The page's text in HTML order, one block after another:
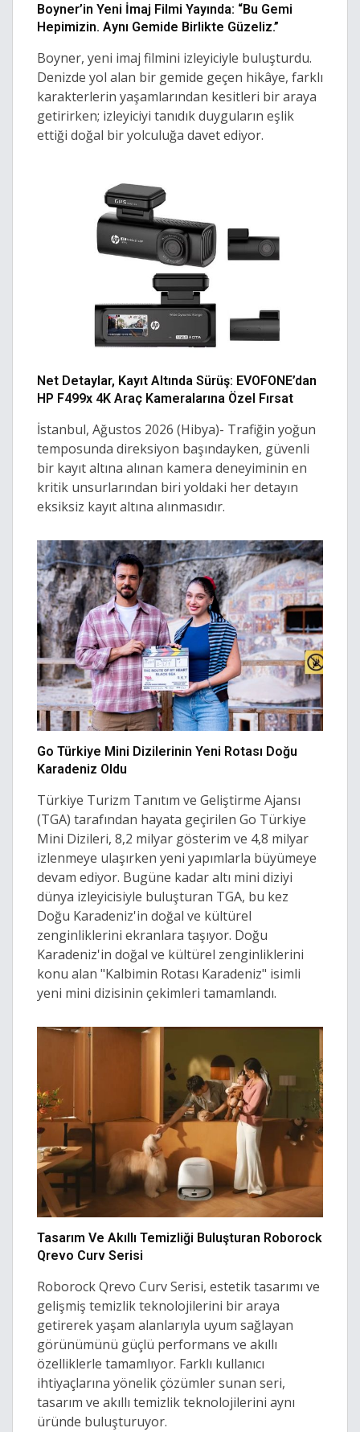
Boyner’in Yeni İmaj Filmi Yayında: “Bu Gemi
Hepimizin. Aynı Gemide Birlikte Güzeliz.”
Boyner, yeni imaj filmini izleyiciyle buluşturdu.
Denizde yol alan bir gemide geçen hikâye, farklı
karakterlerin yaşamlarından kesitleri bir araya
getirirken; izleyiciyi tanıdık duyguların eşlik
ettiği doğal bir yolculuğa davet ediyor.
Net Detaylar, Kayıt Altında Sürüş: EVOFONE’dan
HP F499x 4K Araç Kameralarına Özel Fırsat
İstanbul, Ağustos 2026 (Hibya)- Trafiğin yoğun
temposunda direksiyon başındayken, güvenli
bir kayıt altına alınan kamera deneyiminin en
kritik unsurlarından biri yoldaki her detayın
eksiksiz kayıt altına alınmasıdır.
Go Türkiye Mini Dizilerinin Yeni Rotası Doğu
Karadeniz Oldu
Türkiye Turizm Tanıtım ve Geliştirme Ajansı
(TGA) tarafından hayata geçirilen Go Türkiye
Mini Dizileri, 8,2 milyar gösterim ve 4,8 milyar
izlenmeye ulaşırken yeni yapımlarla büyümeye
devam ediyor. Bugüne kadar altı mini diziyi
dünya izleyicisiyle buluşturan TGA, bu kez
Doğu Karadeniz'in doğal ve kültürel
zenginliklerini ekranlara taşıyor. Doğu
Karadeniz'in doğal ve kültürel zenginliklerini
konu alan "Kalbimin Rotası Karadeniz" isimli
yeni mini dizisinin çekimleri tamamlandı.
Tasarım Ve Akıllı Temizliği Buluşturan Roborock
Qrevo Curv Serisi
Roborock Qrevo Curv Serisi, estetik tasarımı ve
gelişmiş temizlik teknolojilerini bir araya
getirerek yaşam alanlarıyla uyum sağlayan
görünümünü güçlü performans ve akıllı
özelliklerle tamamlıyor. Farklı kullanıcı
ihtiyaçlarına yönelik çözümler sunan seri,
tasarım ve akıllı temizlik teknolojilerini aynı
üründe buluşturuyor.